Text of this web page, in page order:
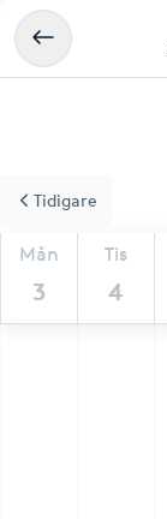
Mån
3
Tis
4
Tidigare